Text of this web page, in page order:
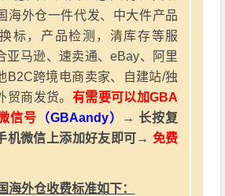
海外仓一件代发、中大件产品
标，产品检测，清库存等服
亚马逊、速卖通、eBay、阿里
B2C跨境电商卖家、自建站/独
贸商发货。 有需要可以加GBA
信号 （GBAandy）
→ 长按复
机微信上添加好友即可→ 免费
海外仓收费标准如下：